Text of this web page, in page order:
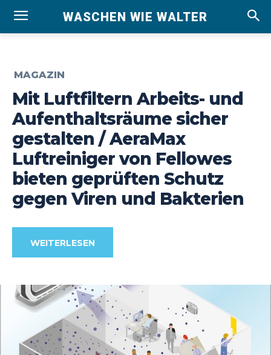
WASCHEN WIE WALTER
MAGAZIN
Mit Luftfiltern Arbeits- und
Aufenthaltsräume sicher
gestalten / AeraMax
Luftreiniger von Fellowes
bieten geprüften Schutz
gegen Viren und Bakterien
WEITERLESEN